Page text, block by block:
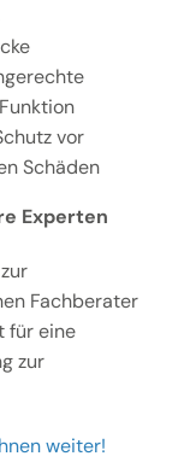
vor
Schäden
Experten
Fachberater
für eine
zur
weiter!